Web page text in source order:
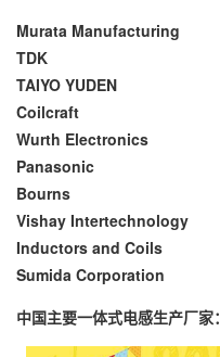
Murata Manufacturing
TDK
TAIYO YUDEN
Coilcraft
Wurth Electronics
Panasonic
Bourns
Vishay Intertechnology
Inductors and Coils
Sumida Corporation
中国主要一体式电感生产厂家：